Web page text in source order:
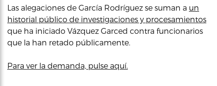
Las alegaciones de García Rodríguez se suman a un
historial público de investigaciones y procesamientos
que ha iniciado Vázquez Garced contra funcionarios
que la han retado públicamente.
Para ver la demanda, pulse aquí.